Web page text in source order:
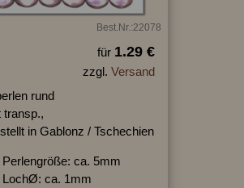
Best.Nr.:22078
für 1.29 €
zzgl. Versand
rund
transp.,
in Gablonz / Tschechien
Perlengröße: ca. 5mm
LochØ: ca. 1mm